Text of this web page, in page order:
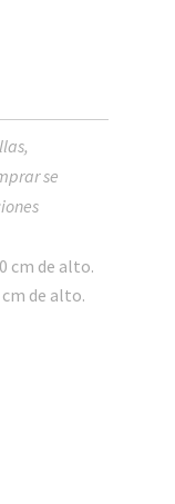
se
cm de alto.
de alto.